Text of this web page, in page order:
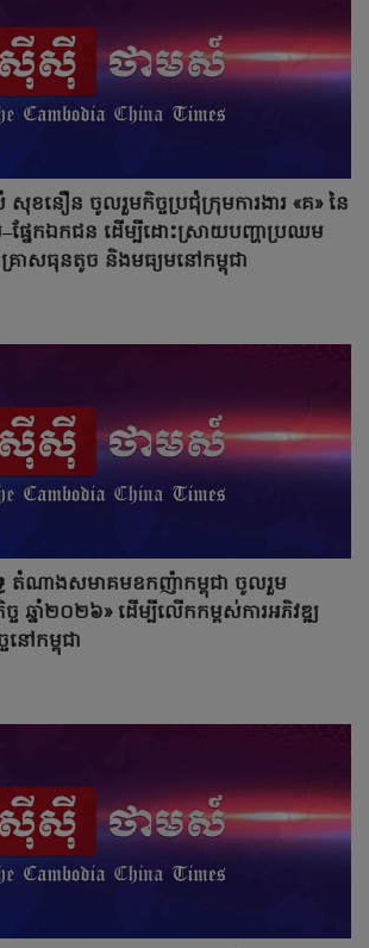
ខនឿន ចូលរួមកិច្ចប្រជុំក្រុមការងារ «គ» នៃ
ល–ផ្នែកឯកជន ដើម្បីដោះស្រាយបញ្ហាប្រឈម
ាសធុនតូច និងមធ្យមនៅកម្ពុជា
តំណាងសមាគមឧកញ៉ាកម្ពុជា ចូលរួម
ច ឆ្នាំ២០២៦» ដើម្បីលើកកម្ពស់ការអភិវឌ្ឍ
ៅកម្ពុជា